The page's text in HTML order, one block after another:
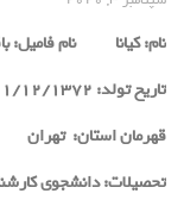
نام:کیانا نام فامیل:
تاریخ تولد:
قهرمان استان: تهران
تحصیلات:دانشجوى